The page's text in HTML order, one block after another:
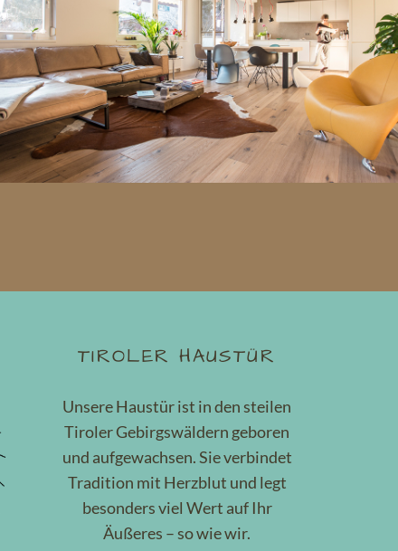
TIROLER HAUSTÜR
Unsere Haustür ist in den steilen
Tiroler Gebirgswäldern geboren
und aufgewachsen. Sie verbindet
Tradition mit Herzblut und legt
besonders viel Wert auf Ihr
Äußeres – so wie wir.